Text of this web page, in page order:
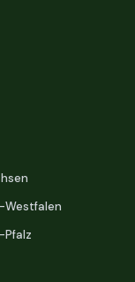
Westfalen
Pfalz